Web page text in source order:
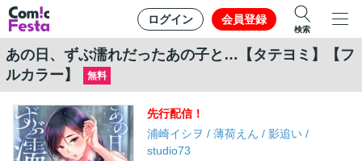
ログイン 会員登録
検索
あの日、ずぶ濡れだったあの子と…【タテヨミ】【フ
ルカラー】
無料
先行配信！
浦崎イシヲ /薄荷えん /影追い /
studio73